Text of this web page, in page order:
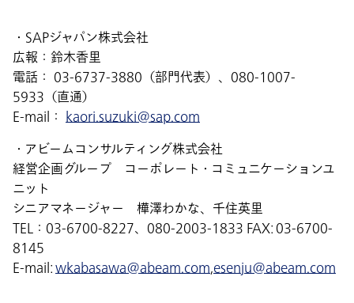
・SAPジャパン株式会社
広報：鈴木香里
電話： 03-6737-3880（部門代表）、080-1007-
5933（直通）
E-mail： kaori.suzuki@sap.com
・アビームコンサルティング株式会社
経営企画グループ コーポレート・コミュニケーションユ
ニット
シニアマネージャー 樺澤わかな、千住英里
TEL：03-6700-8227、080-2003-1833 FAX: 03-6700-
8145
E-mail:wkabasawa@abeam.com,esenju@abeam.com